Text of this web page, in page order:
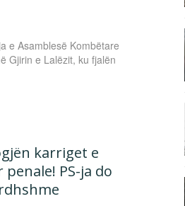
e Asamblesë Kombëtare
Gjirin e Lalëzit, ku fjalën
karriget e
PS-ja do